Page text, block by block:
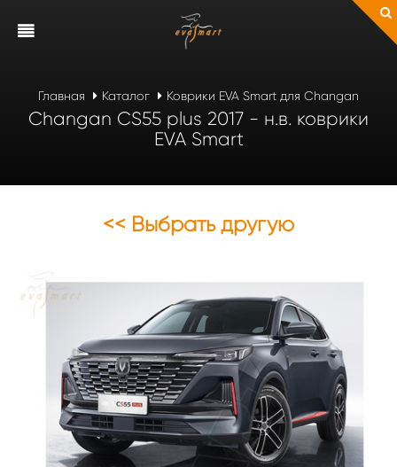
Главная Каталог Коврики EVA Smart для Changan
Changan CS55 plus 2017 - н.в. коврики
EVA Smart
<< Выбрать другую